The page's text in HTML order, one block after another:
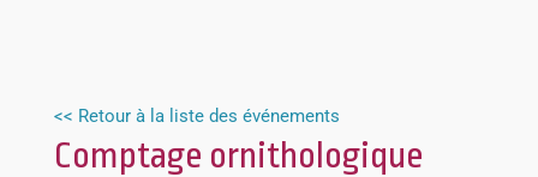
<< Retour à la liste des événements
Comptage ornithologique